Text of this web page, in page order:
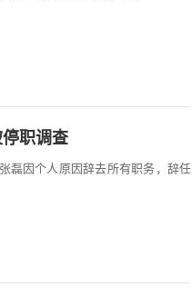
职调查
磊因个人原因辞去所有职务，辞任